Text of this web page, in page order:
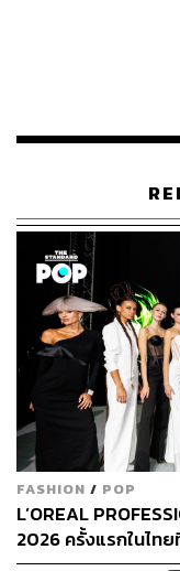
รับมือพายุเศรษฐ
เศรษฐกิจโลกกำลังเ
ผู้นำคนใหม่จะมากำ
ลงทุน ให้ผันผวนไปจ
นอกจากการปรับปรุ
สอดคล้องกับความผั
ก็ยังมีโอกาสสำคัญ
และจากไปอย่างรว
นี่คือช่วงเวลาสำคัญ
เพื่อยกระดับศักยภาพ
สอดคล้องกับพลวัตข
FASHION / POP
L’OREAL
2026 ครั้งแรกในไท
มาไว้กลางกรุงเทพ